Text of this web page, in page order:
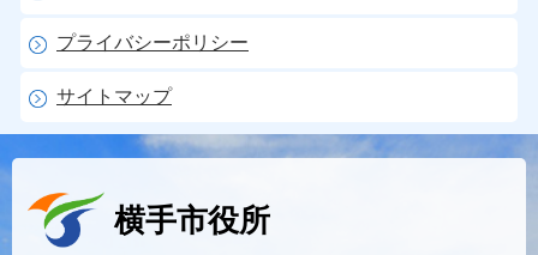
プライバシーポリシー
サイトマップ
横手市役所